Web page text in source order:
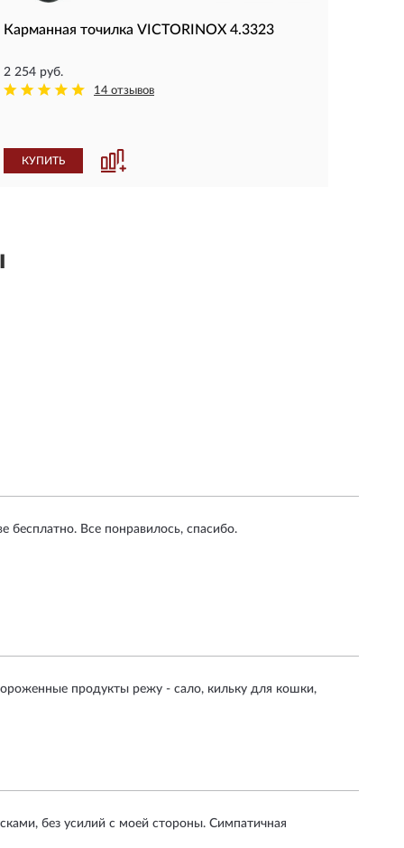
Карманная точилка VICTORINOX 4.3323
2 254 руб.
14 отзывов
КУПИТЬ
бесплатно. Все понравилось, спасибо.
продукты режу - сало, кильку для кошки,
без усилий с моей стороны. Симпатичная